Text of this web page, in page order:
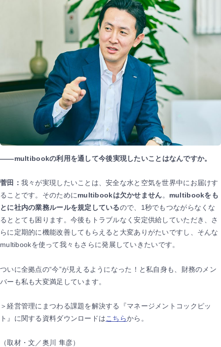
――multibookの利用を通して今後実現したいことはなんですか。
菅田： 我々が実現したいことは、安全な水と空気を世界中にお届けす
ることです。そのためにmultibookは欠かせません。 multibookをも
とに社内の業務ルールを規定しているので、1秒でもつながらなくな
るととても困ります。今後もトラブルなく安定供給していただき、さ
らに定期的に機能改善してもらえると大変ありがたいですし、そんな
multibookを使って我々もさらに発展していきたいです。
ついに全拠点の“今”が見えるようになった！と私自身も、財務のメン
バーも私も大変満足しています。
＞経営管理にまつわる課題を解決する『マネージメントコックピッ
ト』に関する資料ダウンロードはこちらから。
（取材・文／奥川 隼彦）